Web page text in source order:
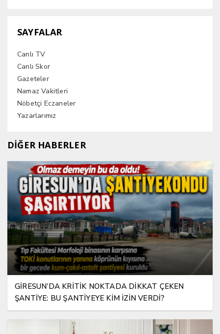
SAYFALAR
Canlı TV
Canlı Skor
Gazeteler
Namaz Vakitleri
Nöbetçi Eczaneler
Yazarlarımız
DİĞER HABERLER
GİRESUN’DA KRİTİK NOKTADA DİKKAT ÇEKEN
ŞANTİYE: BU ŞANTİYEYE KİM İZİN VERDİ?